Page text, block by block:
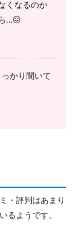
くなるのか
…😖
かり聞いて
・評判はあまり
るようです。